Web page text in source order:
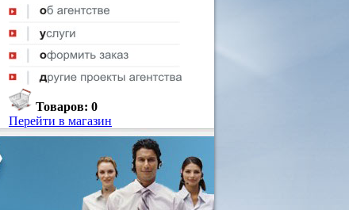
Товаров: 0
Перейти в магазин